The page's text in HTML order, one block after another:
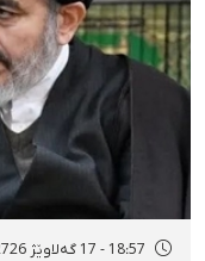
18:57 - 17 گەلاوێژ 2726